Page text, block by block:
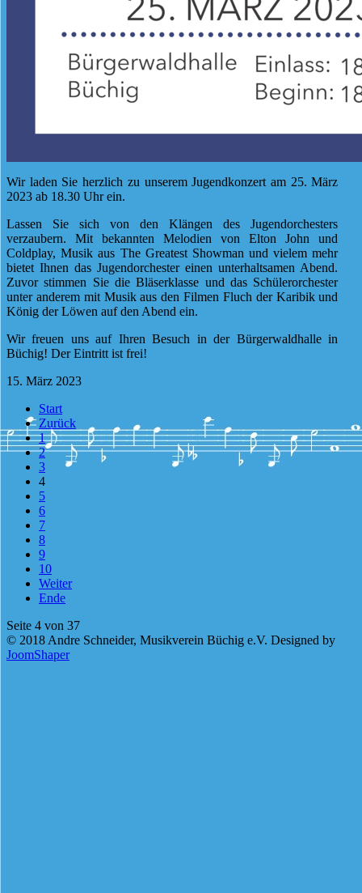
Wir laden Sie herzlich zu unserem Jugendkonzert am 25. März
2023 ab 18.30 Uhr ein.
Lassen Sie sich von den Klängen des Jugendorchesters
verzaubern. Mit bekannten Melodien von Elton John und
Coldplay, Musik aus The Greatest Showman und vielem mehr
bietet Ihnen das Jugendorchester einen unterhaltsamen Abend.
Zuvor stimmen Sie die Bläserklasse und das Schülerorchester
unter anderem mit Musik aus den Filmen Fluch der Karibik und
König der Löwen auf den Abend ein.
Wir freuen uns auf Ihren Besuch in der Bürgerwaldhalle in
Büchig! Der Eintritt ist frei!
15. März 2023
Start
Zurück
1
2
3
4
5
6
7
8
9
10
Weiter
Ende
Seite 4 von 37
© 2018 Andre Schneider, Musikverein Büchig e.V. Designed by
JoomShaper